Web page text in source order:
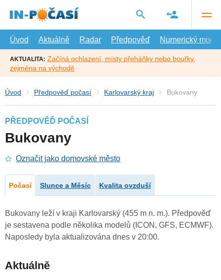
hlavní
Úvod
Aktuálně Radar Předpověď Numerický model
AKTUALITA: Začíná ochlazení, místy přeháňky nebo bouřky,
zejména na východě
Úvod Předpověď počasí Karlovarský kraj Bukovany
PŘEDPOVĚĎ POČASÍ
Bukovany
Označit jako domovské město
Počasí Slunce a Měsíc Kvalita ovzduší
Bukovany leží v kraji Karlovarský (455 m n. m.). Předpověď
je sestavena podle několika modelů (ICON, GFS, ECMWF).
Naposledy byla aktualizována dnes v 20:00.
Aktuálně